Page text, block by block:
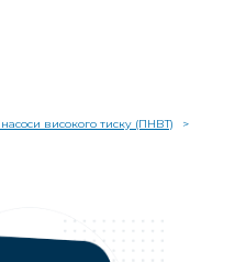
високого тиску (ПНВТ)